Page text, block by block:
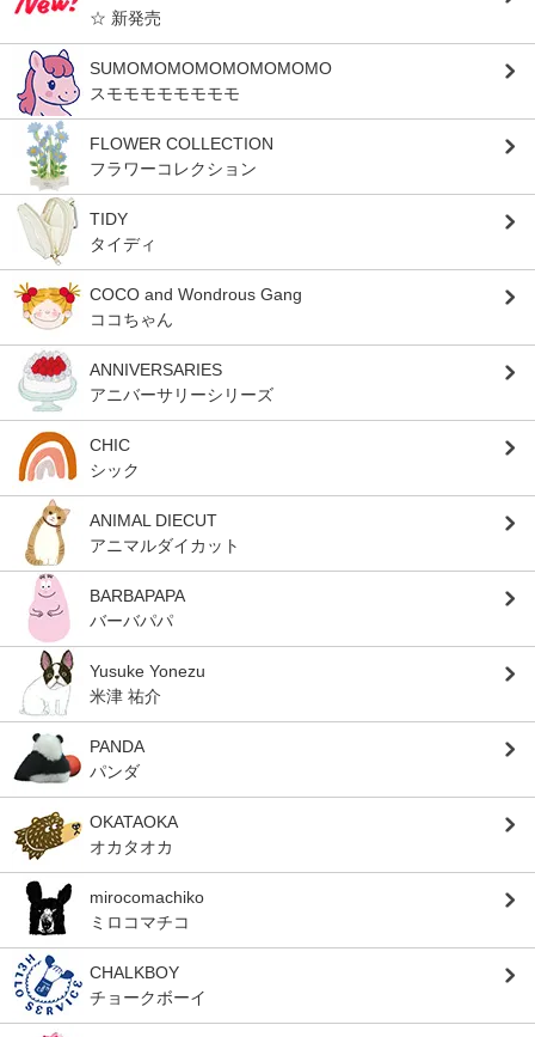
☆ 新発売
SUMOMOMOMOMOMOMOMO
スモモモモモモモモ
FLOWER COLLECTION
フラワーコレクション
TIDY
タイディ
COCO and Wondrous Gang
ココちゃん
ANNIVERSARIES
アニバーサリーシリーズ
CHIC
シック
ANIMAL DIECUT
アニマルダイカット
BARBAPAPA
バーバパパ
Yusuke Yonezu
米津 祐介
PANDA
パンダ
OKATAOKA
オカタオカ
mirocomachiko
ミロコマチコ
CHALKBOY
チョークボーイ